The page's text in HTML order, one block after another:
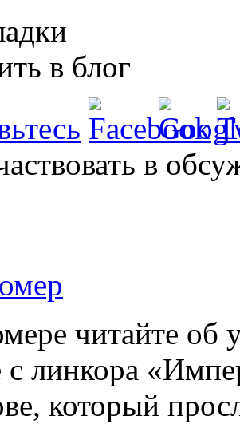
в блог
в
читайте об
с линкора
который